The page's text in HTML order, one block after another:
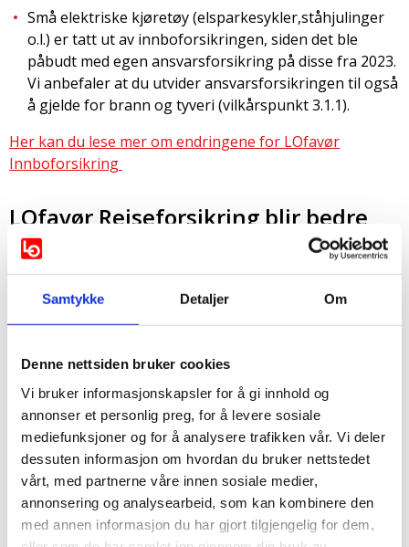
Samtykke Detaljer Om
Denne nettsiden bruker cookies
Vi bruker informasjonskapsler for å gi innhold og
annonser et personlig preg, for å levere sosiale
mediefunksjoner og for å analysere trafikken vår. Vi deler
dessuten informasjon om hvordan du bruker nettstedet
vårt, med partnerne våre innen sosiale medier,
annonsering og analysearbeid, som kan kombinere den
med annen informasjon du har gjort tilgjengelig for dem,
Små elektriske kjøretøy (elsparkesykler,ståhjulinger
o.l.) er tatt ut av innboforsikringen, siden det ble
påbudt med egen ansvarsforsikring på disse fra 2023.
Vi anbefaler at du utvider ansvarsforsikringen til også
å gjelde for brann og tyveri (vilkårspunkt 3.1.1).
Her kan du lese mer om endringene for LOfavør
Innboforsikring
LOfavør Reiseforsikring blir bedre
Vi forbedrer forsikringen til å omfatte reparasjon av
mobilskader som skjer på reise over hele verden.
Egenandel for reparasjon eller erstatning ved ødelagt
mobil endres fra 0 til 2 000 kroner.
Egenandelen ved frastjålet mobil endres fra 0 til 2 000
kroner.
Det vil sendes ut e-post/SMS eller Digipost om
fornyelsen.
Pass opp så du ikke betaler dobbelt
opp